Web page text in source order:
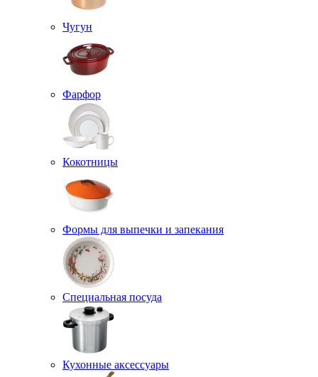
Чугун
Фарфор
Кокотницы
Формы для выпечки и запекания
Специальная посуда
Кухонные аксессуары